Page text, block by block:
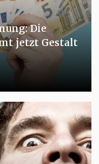
Die
jetzt Gestalt